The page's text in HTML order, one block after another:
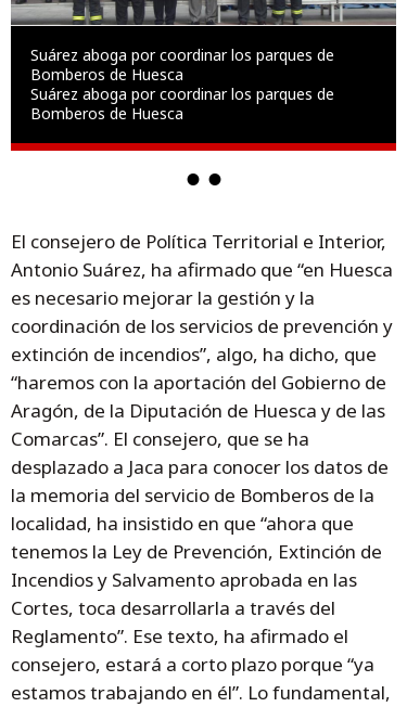
Suárez aboga por coordinar los parques de
Bomberos de Huesca
Suárez aboga por coordinar los parques de
Bomberos de Huesca
El consejero de Política Territorial e Interior,
Antonio Suárez, ha afirmado que “en Huesca
es necesario mejorar la gestión y la
coordinación de los servicios de prevención y
extinción de incendios”, algo, ha dicho, que
“haremos con la aportación del Gobierno de
Aragón, de la Diputación de Huesca y de las
Comarcas”. El consejero, que se ha
desplazado a Jaca para conocer los datos de
la memoria del servicio de Bomberos de la
localidad, ha insistido en que “ahora que
tenemos la Ley de Prevención, Extinción de
Incendios y Salvamento aprobada en las
Cortes, toca desarrollarla a través del
Reglamento”. Ese texto, ha afirmado el
consejero, estará a corto plazo porque “ya
estamos trabajando en él”. Lo fundamental,